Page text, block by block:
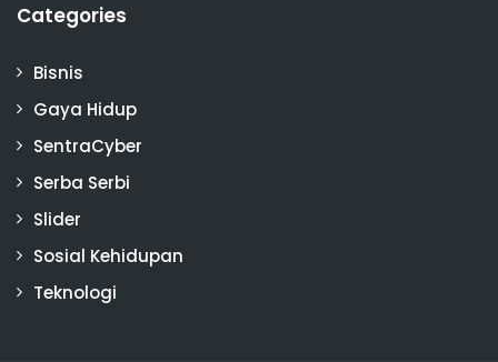
Categories
Bisnis
Gaya Hidup
SentraCyber
Serba Serbi
Slider
Sosial Kehidupan
Teknologi